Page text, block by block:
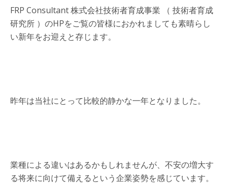
FRP Consultant 株式会社技術者育成事業 （ 技術者育成
研究所 ）のHPをご覧の皆様におかれましても素晴らし
い新年をお迎えと存じます。
昨年は当社にとって比較的静かな一年となりました。
業種による違いはあるかもしれませんが、不安の増大す
る将来に向けて備えるという企業姿勢を感じています。